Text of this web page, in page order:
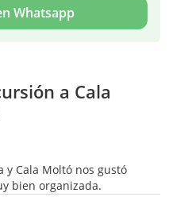
Whatsapp
a Cala
y Cala Moltó nos gustó
bien organizada.